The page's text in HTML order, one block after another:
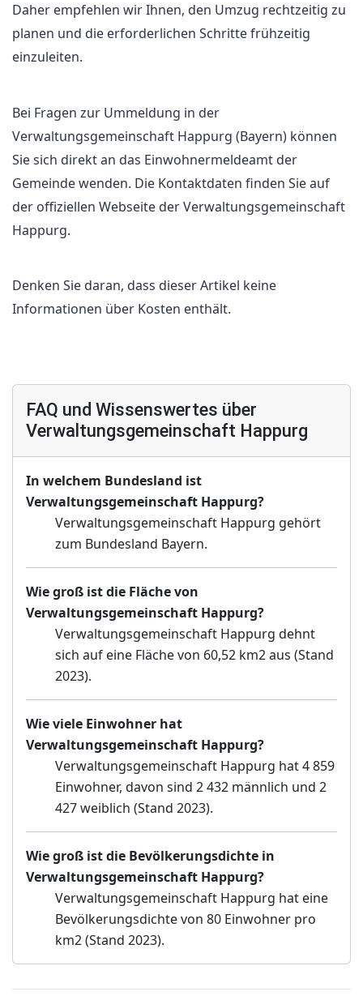
Daher empfehlen wir Ihnen, den Umzug rechtzeitig zu
planen und die erforderlichen Schritte frühzeitig
einzuleiten.
Bei Fragen zur Ummeldung in der
Verwaltungsgemeinschaft Happurg (Bayern) können
Sie sich direkt an das Einwohnermeldeamt der
Gemeinde wenden. Die Kontaktdaten finden Sie auf
der offiziellen Webseite der Verwaltungsgemeinschaft
Happurg.
Denken Sie daran, dass dieser Artikel keine
Informationen über Kosten enthält.
FAQ und Wissenswertes über
Verwaltungsgemeinschaft Happurg
In welchem Bundesland ist
Verwaltungsgemeinschaft Happurg?
Verwaltungsgemeinschaft Happurg gehört
zum Bundesland Bayern.
Wie groß ist die Fläche von
Verwaltungsgemeinschaft Happurg?
Verwaltungsgemeinschaft Happurg dehnt
sich auf eine Fläche von 60,52 km2 aus (Stand
2023).
Wie viele Einwohner hat
Verwaltungsgemeinschaft Happurg?
Verwaltungsgemeinschaft Happurg hat 4 859
Einwohner, davon sind 2 432 männlich und 2
427 weiblich (Stand 2023).
Wie groß ist die Bevölkerungsdichte in
Verwaltungsgemeinschaft Happurg?
Verwaltungsgemeinschaft Happurg hat eine
Bevölkerungsdichte von 80 Einwohner pro
km2 (Stand 2023).